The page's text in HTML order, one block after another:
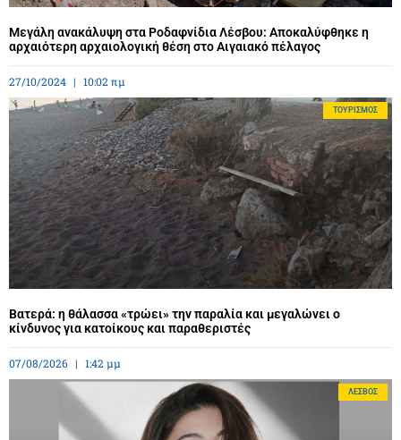
Μεγάλη ανακάλυψη στα Ροδαφνίδια Λέσβου: Αποκαλύφθηκε η
αρχαιότερη αρχαιολογική θέση στο Αιγαιακό πέλαγος
27/10/2024 10:02 πμ
ΤΟΥΡΙΣΜΌΣ
Βατερά: η θάλασσα «τρώει» την παραλία και μεγαλώνει ο
κίνδυνος για κατοίκους και παραθεριστές
07/08/2026 1:42 μμ
ΛΈΣΒΟΣ